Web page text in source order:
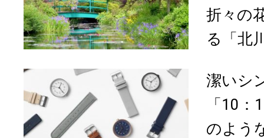
折々の
る「北
潔いシ
「10：
のよう